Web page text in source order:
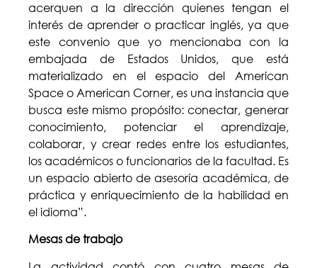
acerquen a la dirección quienes tengan el
interés de aprender o practicar inglés, ya que
este convenio que yo mencionaba con la
embajada de Estados Unidos, que está
materializado en el espacio del American
Space o American Corner, es una instancia que
busca este mismo propósito: conectar, generar
conocimiento, potenciar el aprendizaje,
colaborar, y crear redes entre los estudiantes,
los académicos o funcionarios de la facultad. Es
un espacio abierto de asesoría académica, de
práctica y enriquecimiento de la habilidad en
el idioma”.
Mesas de trabajo